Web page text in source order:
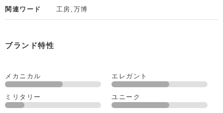
関連ワード 工房,万博
ブランド特性
メカニカル エレガント
ミリタリー ユニーク